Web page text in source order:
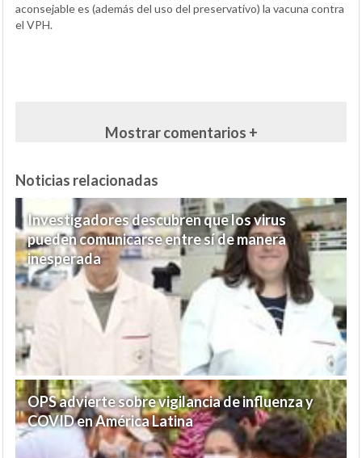
aconsejable es (además del uso del preservativo) la vacuna contra
el VPH.
Mostrar comentarios +
Noticias relacionadas
Investigadores descubren que los virus
pueden comunicarse entre sí de manera
inesperada
OPS advierte sobre vigilancia de influenza y
COVID en América Latina